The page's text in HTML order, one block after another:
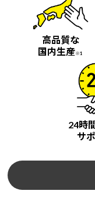
高品質な
国内生産※1
24時
サ